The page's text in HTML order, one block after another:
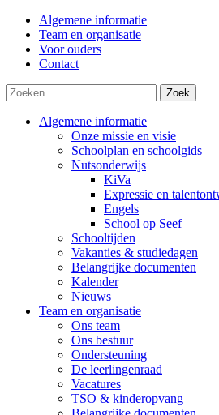
Algemene informatie
Team en organisatie
Voor ouders
Contact
Zoek
Algemene informatie
Onze missie en visie
Schoolplan en schoolgids
Nutsonderwijs
KiVa
Expressie en
Engels
School op Seef
Schooltijden
Vakanties & studiedagen
Belangrijke documenten
Kalender
Nieuws
Team en organisatie
Ons team
Ons bestuur
Ondersteuning
De leerlingenraad
Vacatures
TSO & kinderopvang